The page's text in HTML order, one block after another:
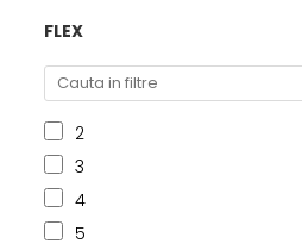
FLEX
2
3
4
5